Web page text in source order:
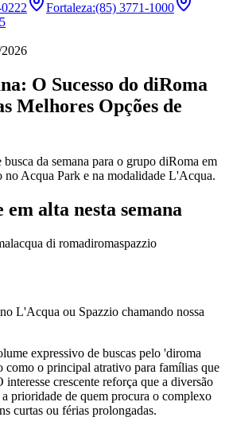
Fortaleza:(85) 3771-1000
O Sucesso do diRoma
Melhores Opções de
da semana para o grupo diRoma em
no Acqua Park e na modalidade L'Acqua.
alta nesta semana
lacqua di romadiromaspazzio
L'Acqua ou Spazzio chamando nossa
expressivo de buscas pelo 'diroma
como o principal atrativo para famílias que
crescente reforça que a diversão
prioridade de quem procura o complexo
curtas ou férias prolongadas.